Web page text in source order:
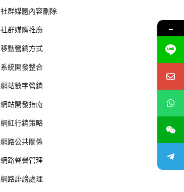
社群媒體內容刪除
社群媒體推廣
移動營銷方式
系統開發整合
網站數字營銷
網站開發指南
網紅行銷策略
網路公共關係
網路聲譽管理
網路誹謗處理
→